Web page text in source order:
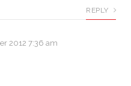
REPLY
2012 7:36 am